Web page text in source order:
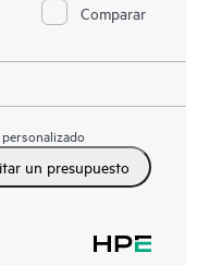
Comparar
un presupuesto